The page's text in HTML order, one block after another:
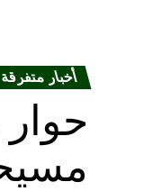
أخبار متفرقة